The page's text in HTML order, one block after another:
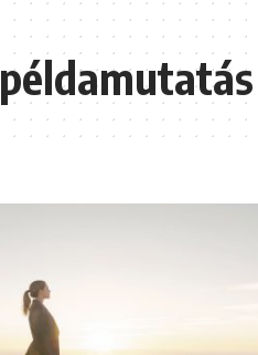
példamutatás